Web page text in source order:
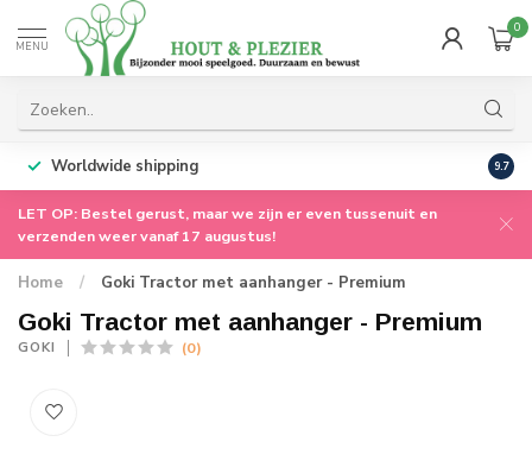
MENU
0
Worldwide shipping 9.7
LET OP: Bestel gerust, maar we zijn er even tussenuit en
verzenden weer vanaf 17 augustus!
Home / Goki Tractor met aanhanger - Premium
Goki Tractor met aanhanger - Premium
GOKI (0)